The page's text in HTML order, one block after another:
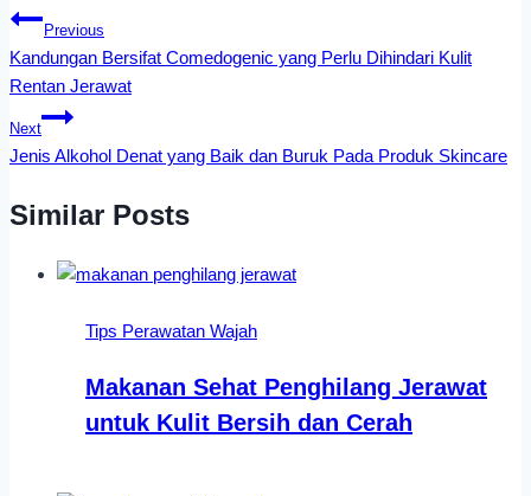
Previous
Kandungan Bersifat Comedogenic yang Perlu Dihindari Kulit
Rentan Jerawat
Next
Jenis Alkohol Denat yang Baik dan Buruk Pada Produk Skincare
Similar Posts
Tips Perawatan Wajah
Makanan Sehat Penghilang Jerawat
untuk Kulit Bersih dan Cerah